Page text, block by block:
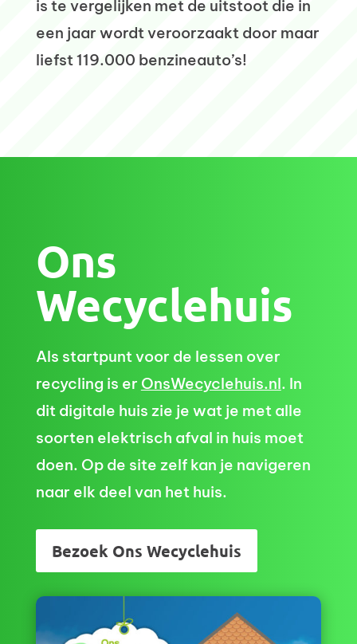
is te vergelijken met de uitstoot die in
een jaar wordt veroorzaakt door maar
liefst 119.000 benzineauto’s!
Ons
Wecyclehuis
Als startpunt voor de lessen over
recycling is er OnsWecyclehuis.nl. In
dit digitale huis zie je wat je met alle
soorten elektrisch afval in huis moet
doen. Op de site zelf kan je navigeren
naar elk deel van het huis.
Bezoek Ons Wecyclehuis